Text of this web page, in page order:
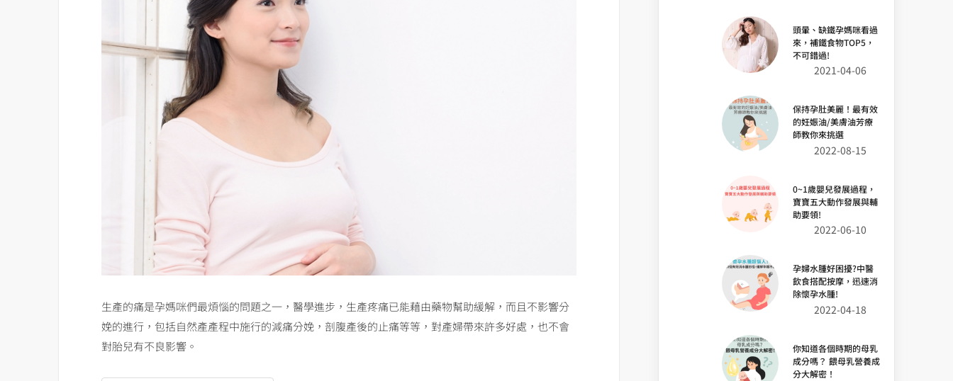
生產的痛是孕媽咪們最煩惱的問題之一，醫學進步，生產疼痛已能藉由藥物幫助緩解，而且不影響分
娩的進行，包括自然產產程中施行的減痛分娩，剖腹產後的止痛等等，對產婦帶來許多好處，也不會
對胎兒有不良影響。
頭暈、缺鐵孕媽咪看過
來，補鐵食物TOP5，
不可錯過!
2021-04-06
保持孕肚美麗！最有效
的妊娠油/美膚油芳療
師教你來挑選
2022-08-15
0~1歲嬰兒發展過程，
寶寶五大動作發展與輔
助要領!
2022-06-10
孕婦水腫好困擾?中醫
飲食搭配按摩，迅速消
除懷孕水腫!
2022-04-18
你知道各個時期的母乳
成分嗎？ 餵母乳營養成
分大解密！